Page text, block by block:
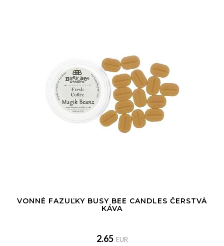
VONNÉ FAZUĽKY BUSY BEE CANDLES ČERSTVÁ
KÁVA
2.65 EUR